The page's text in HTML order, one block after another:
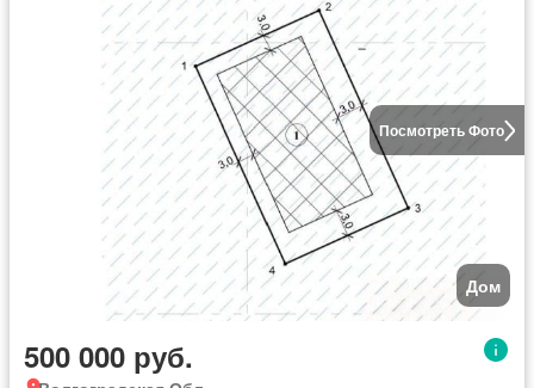
Посмотреть Фото
Дом
500 000 руб.